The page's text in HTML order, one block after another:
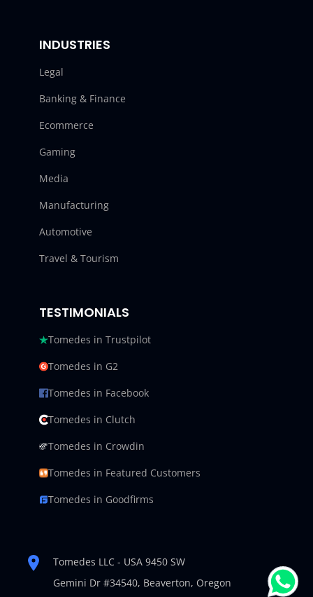
INDUSTRIES
Legal
Banking & Finance
Ecommerce
Gaming
Media
Manufacturing
Automotive
Travel & Tourism
TESTIMONIALS
Tomedes in Trustpilot
Tomedes in G2
Tomedes in Facebook
Tomedes in Clutch
Tomedes in Crowdin
Tomedes in Featured Customers
Tomedes in Goodfirms
Tomedes LLC - USA 9450 SW
Gemini Dr #34540, Beaverton, Oregon